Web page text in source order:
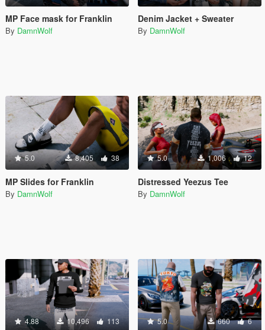
MP Face mask for Franklin
By DamnWolf
Denim Jacket + Sweater
By DamnWolf
5.0 8,405 38
MP Slides for Franklin
By DamnWolf
5.0 1,006 12
Distressed Yeezus Tee
By DamnWolf
4.88 10,496 113 5.0 660 6